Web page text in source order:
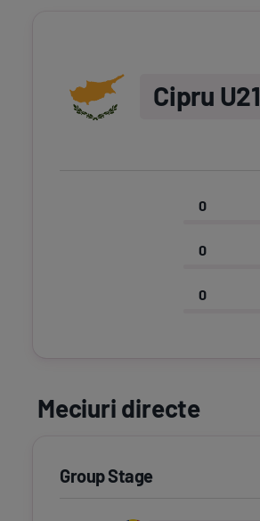
Cipru U21
0
0
0
Meciuri directe
Group Stage